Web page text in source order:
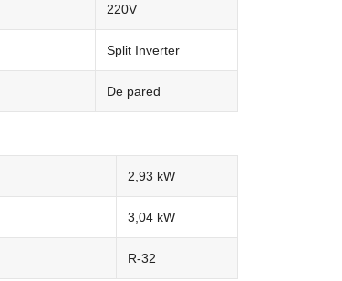
220V
Split Inverter
De pared
2,93 kW
3,04 kW
R-32